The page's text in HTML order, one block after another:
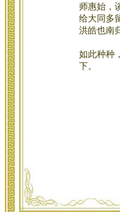
师惠始，
给大同多
洪皓也南
如此种种
下。